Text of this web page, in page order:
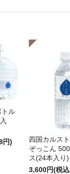
トル
円)
四国カルス
ぞっこん
ス(24本入り)
3,600円(税